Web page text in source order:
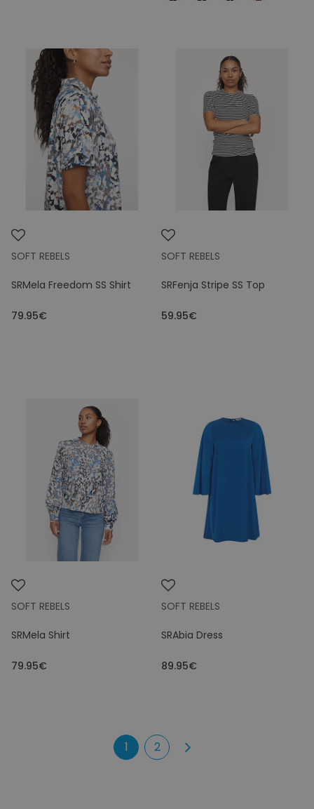
SOFT REBELS
SRMela Freedom SS Shirt
79.95€
SOFT REBELS
SRFenja Stripe SS Top
59.95€
SOFT REBELS
SRMela Shirt
79.95€
SOFT REBELS
SRAbia Dress
89.95€
1 2